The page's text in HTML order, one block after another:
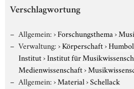
Verschlagwortung
Allgemein:›Forschungsthema›
Verwaltung:›Körperschaft›
Institut›Institut für
Medienwissenschaft›
Allgemein:›Material›Schellack